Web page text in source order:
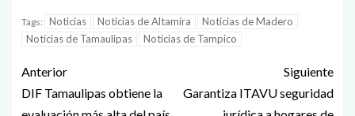
Tags: Noticias Noticias de Altamira
Noticias de Madero
Noticias de Tamaulipas
Noticias de Tampico
Anterior
DIF Tamaulipas obtiene la
Siguiente
Garantiza ITAVU seguridad